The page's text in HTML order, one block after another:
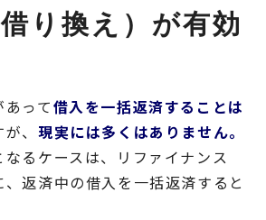
り換え）が有効
って借入を一括返済することは
が、現実には多くはありません。
るケースは、リファイナンス
、返済中の借入を一括返済すると